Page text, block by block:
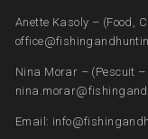
Anette Kasoly – (Food,
Nina Morar – (Pescuit –
Email: